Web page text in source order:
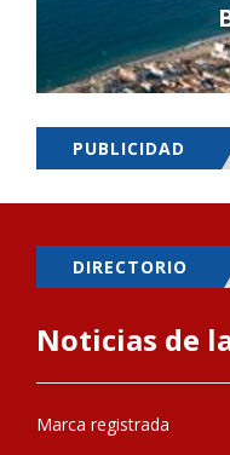
PUBLICIDAD
DIRECTORIO
Noticias de
Marca registrada